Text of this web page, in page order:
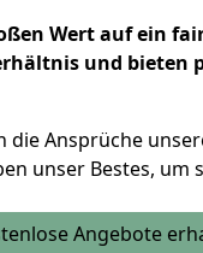
Wert auf ein
und bieten
die Ansprüche
unser Bestes, um
Angebote